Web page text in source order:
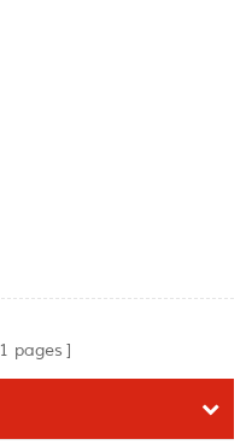
1 pages